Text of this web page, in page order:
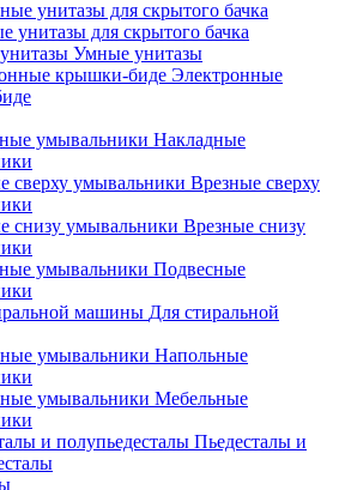
унитазы для скрытого бачка
Умные унитазы
Электронные
Накладные
Врезные сверху
Врезные снизу
Подвесные
Для стиральной
Напольные
Мебельные
Пьедесталы и